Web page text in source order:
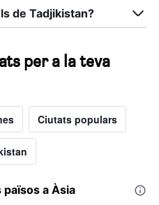
de Tadjikistan?
per a la teva
Ciutats populars
països a Àsia